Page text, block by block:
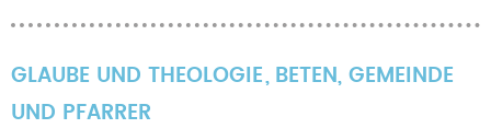
GLAUBE UND THEOLOGIE BETEN , GEMEINDE
UND PFARRER